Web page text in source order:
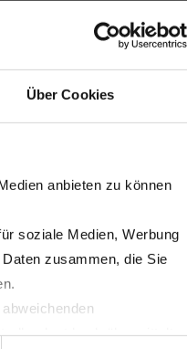
Über Cookies
anbieten zu können
soziale Medien, Werbung
zusammen, die Sie
bzgl. übermittelter